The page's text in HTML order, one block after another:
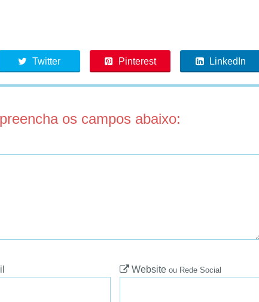
Twitter Pinterest LinkedIn
os campos abaixo:
Website ou Rede Social